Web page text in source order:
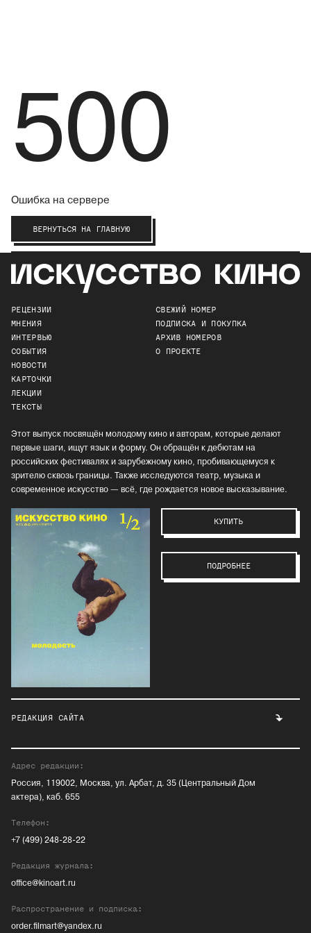
500
Ошибка на сервере
ВЕРНУТЬСЯ НА ГЛАВНУЮ
РЕЦЕНЗИИ
МНЕНИЯ
ИНТЕРВЬЮ
СОБЫТИЯ
НОВОСТИ
КАРТОЧКИ
ЛЕКЦИИ
ТЕКСТЫ
СВЕЖИЙ НОМЕР
ПОДПИСКА И ПОКУПКА
АРХИВ НОМЕРОВ
О ПРОЕКТЕ
Этот выпуск посвящён молодому кино и авторам, которые делают
первые шаги, ищут язык и форму. Он обращён к дебютам на
российских фестивалях и зарубежному кино, пробивающемуся к
зрителю сквозь границы. Также исследуются театр, музыка и
современное искусство — всё, где рождается новое высказывание.
КУПИТЬ
ПОДРОБНЕЕ
РЕДАКЦИЯ САЙТА
Адрес редакции:
Россия, 119002, Москва, ул. Арбат, д. 35 (Центральный Дом
актера), каб. 655
Телефон:
+7 (499) 248-28-22
Редакция журнала:
office@kinoart.ru
Распространение и подписка:
order.filmart@yandex.ru